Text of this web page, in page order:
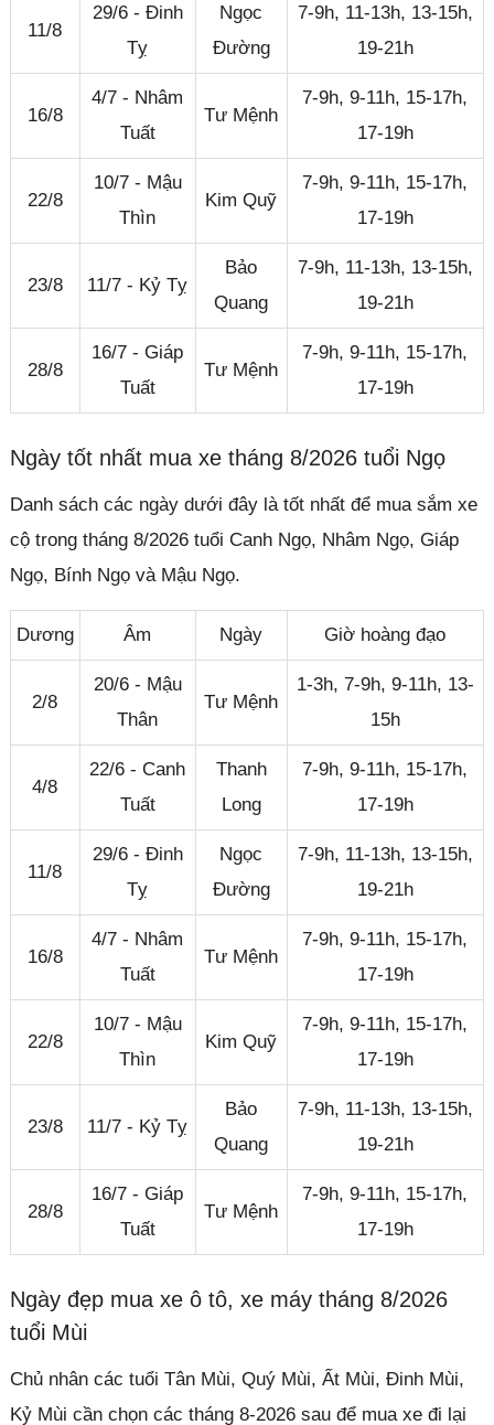
11/8
29/6 - Đinh
Tỵ
Ngọc
Đường
7-9h, 11-13h, 13-15h,
19-21h
16/8
4/7 - Nhâm
Tuất
Tư Mệnh
7-9h, 9-11h, 15-17h,
17-19h
22/8
10/7 - Mậu
Thìn
Kim Quỹ
7-9h, 9-11h, 15-17h,
17-19h
23/8 11/7 - Kỷ Tỵ
Bảo
Quang
7-9h, 11-13h, 13-15h,
19-21h
28/8
16/7 - Giáp
Tuất
Tư Mệnh
7-9h, 9-11h, 15-17h,
17-19h
Ngày tốt nhất mua xe tháng 8/2026 tuổi Ngọ
Danh sách các ngày dưới đây là tốt nhất để mua sắm xe
cộ trong tháng 8/2026 tuổi Canh Ngọ, Nhâm Ngọ, Giáp
Ngọ, Bính Ngọ và Mậu Ngọ.
Dương Âm Ngày Giờ hoàng đạo
2/8
20/6 - Mậu
Thân
Tư Mệnh
1-3h, 7-9h, 9-11h, 13-
15h
4/8
22/6 - Canh
Tuất
Thanh
Long
7-9h, 9-11h, 15-17h,
17-19h
11/8
29/6 - Đinh
Tỵ
Ngọc
Đường
7-9h, 11-13h, 13-15h,
19-21h
16/8
4/7 - Nhâm
Tuất
Tư Mệnh
7-9h, 9-11h, 15-17h,
17-19h
22/8
10/7 - Mậu
Thìn
Kim Quỹ
7-9h, 9-11h, 15-17h,
17-19h
23/8 11/7 - Kỷ Tỵ
Bảo
Quang
7-9h, 11-13h, 13-15h,
19-21h
28/8
16/7 - Giáp
Tuất
Tư Mệnh
7-9h, 9-11h, 15-17h,
17-19h
Ngày đẹp mua xe ô tô, xe máy tháng 8/2026
tuổi Mùi
Chủ nhân các tuổi Tân Mùi, Quý Mùi, Ất Mùi, Đinh Mùi,
Kỷ Mùi cần chọn các tháng 8-2026 sau để mua xe đi lại